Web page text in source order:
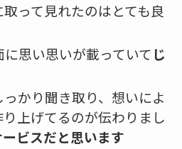
って見れたのはとても良
思い思いが載っていて じ
かり聞き取り、想いによ
上げてるのが伝わりまし
ビスだと思います